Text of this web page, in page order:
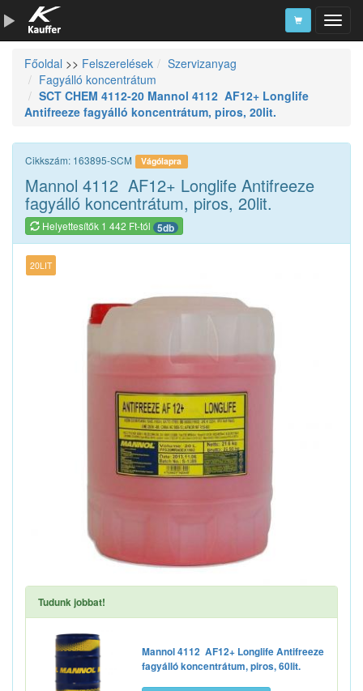
Szerszámkatalógus
Kosár
Főoldal >> Felszerelések
Szervizanyag
Fagyálló koncentrátum
SCT CHEM 4112-20 Mannol 4112 AF12+ Longlife
Antifreeze fagyálló koncentrátum, piros, 20lit.
Cikkszám: 163895-SCM Vágólapra
Mannol 4112 AF12+ Longlife Antifreeze
fagyálló koncentrátum, piros, 20lit.
Helyettesítők 1 442 Ft-tól 5db
20LIT
Tudunk jobbat!
Mannol 4112 AF12+ Longlife Antifreeze
fagyálló koncentrátum, piros, 60lit.